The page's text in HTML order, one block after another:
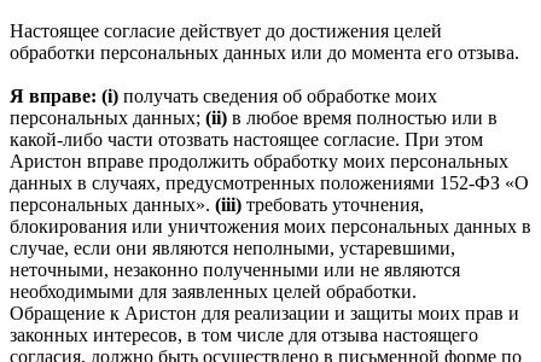
Настоящее согласие действует до достижения целей
обработки персональных данных или до момента его отзыва.
Я вправе: (i) получать сведения об обработке моих
персональных данных; (ii) в любое время полностью или в
какой-либо части отозвать настоящее согласие. При этом
Аристон вправе продолжить обработку моих персональных
данных в случаях, предусмотренных положениями 152-ФЗ «О
персональных данных». (iii) требовать уточнения,
блокирования или уничтожения моих персональных данных в
случае, если они являются неполными, устаревшими,
неточными, незаконно полученными или не являются
необходимыми для заявленных целей обработки.
Обращение к Аристон для реализации и защиты моих прав и
законных интересов, в том числе для отзыва настоящего
согласия, должно быть осуществлено в письменной форме по